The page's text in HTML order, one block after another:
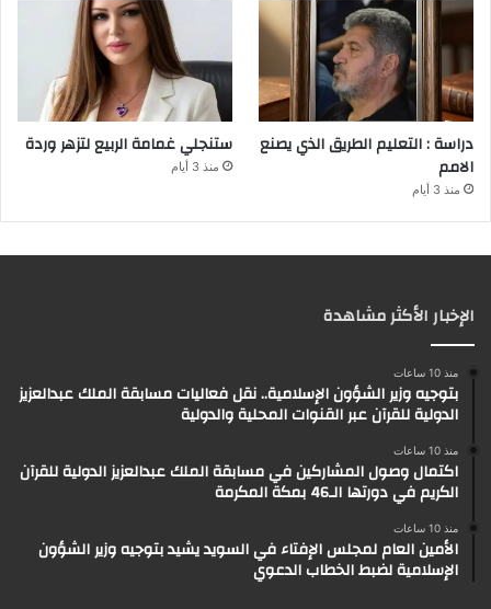
دراسة : التعليم الطريق الذي يصنع
الامم
منذ 3 أيام
ستنجلي غمامة الربيع لتزهر وردة
منذ 3 أيام
الإخبار الأكثر مشاهدة
منذ 10 ساعات
بتوجيه وزير الشؤون الإسلامية.. نقل فعاليات مسابقة الملك عبدالعزيز
الدولية للقرآن عبر القنوات المحلية والدولية
منذ 10 ساعات
اكتمال وصول المشاركين في مسابقة الملك عبدالعزيز الدولية للقرآن
الكريم في دورتها الـ46 بمكة المكرمة
منذ 10 ساعات
الأمين العام لمجلس الإفتاء في السويد يشيد بتوجيه وزير الشؤون
الإسلامية لضبط الخطاب الدعوي